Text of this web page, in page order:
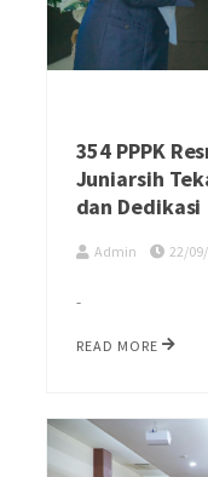
354 PPPK
Juniarsih
dan Dedikasi
Admin 22/
-
READ MORE